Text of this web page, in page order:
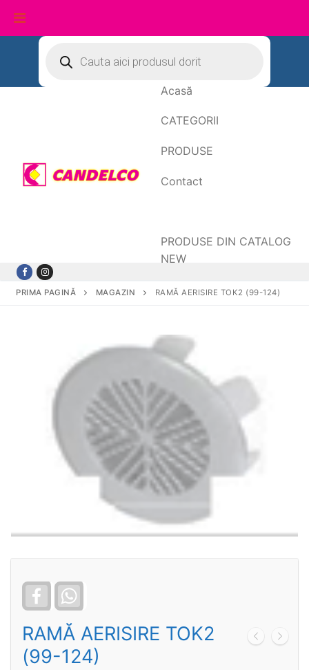
conținut
search
Acasă
CATEGORII
PRODUSE
Contact
PRODUSE DIN CATALOG
NEW
PRIMA PAGINĂ MAGAZIN RAMĂ AERISIRE TOK2 (99-124)
Facebook
RAMĂ AERISIRE TOK2
(99-124)